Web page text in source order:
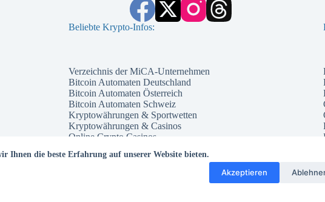
Ihnen die beste Erfahrung auf unserer Website bieten.
Akzeptieren
Beliebte Krypto-Infos:
Verzeichnis der MiCA-Unternehmen
Bitcoin Automaten Deutschland
Bitcoin Automaten Österreich
Bitcoin Automaten Schweiz
Kryptowährungen & Sportwetten
Kryptowährungen & Casinos
Online Crypto Casinos
Welche Kryptowährung 2026